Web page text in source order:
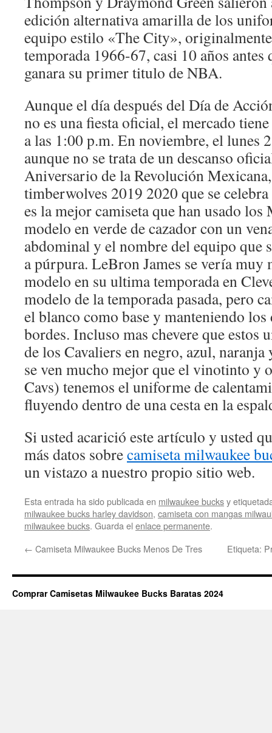
edición alternativa amarilla de los
equipo estilo «The City»,
temporada 1966-67, casi 10 años
ganara su primer titulo de NBA.
Aunque el día después del Día de
no es una fiesta oficial, el mercado
a las 1:00 p.m. En noviembre, el lunes
aunque no se trata de un descanso
Aniversario de la Revolución
timberwolves 2019 2020 que se
es la mejor camiseta que han usado
modelo en verde de cazador con un
abdominal y el nombre del equipo que
a púrpura. LeBron James se vería muy
modelo en su ultima temporada en
modelo de la temporada pasada, pero
el blanco como base y manteniendo
bordes. Incluso mas chevere que estos
de los Cavaliers en negro, azul,
se ven mucho mejor que el vinotinto y
Cavs) tenemos el uniforme de
fluyendo dentro de una cesta en la
Si usted acarició este artículo y usted
más datos sobrecamiseta milwaukee
un vistazo a nuestro propio sitio web.
Esta entrada ha sido publicada en milwaukee bucksy
milwaukee bucks harley davidson, camiseta con mangas
milwaukee bucks. Guarda el enlace permanente.
← Camiseta Milwaukee Bucks Menos De Tres Etiqueta:
Comprar Camisetas Milwaukee Bucks Baratas 2024